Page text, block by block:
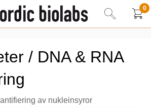
0
/ DNA & RNA
av nukleinsyror